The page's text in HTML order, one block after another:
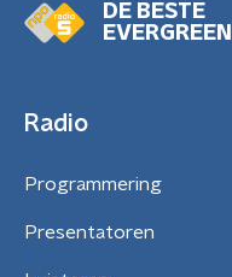
DE BESTE
Radio
Programmering
Presentatoren